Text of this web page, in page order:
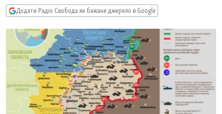
пошуку
УКРАЇНА
СВІТ
ТИ ЯК?
СХЕМИ
КИТАЙ.ВИКЛИКИ
МУЛЬТИМЕДІА
ФОТО
СПЕЦПРОЄКТИ
Додати Радіо Свобода як бажане джерело в Google